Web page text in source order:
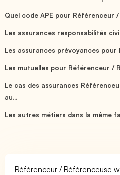
Quel code APE pour Référenceur
Les assurances responsabilités
Les assurances prévoyances pour
Les mutuelles pour Référenceur /
Le cas des assurances
au...
Les autres métiers dans la même
Référenceur / Référenceuse